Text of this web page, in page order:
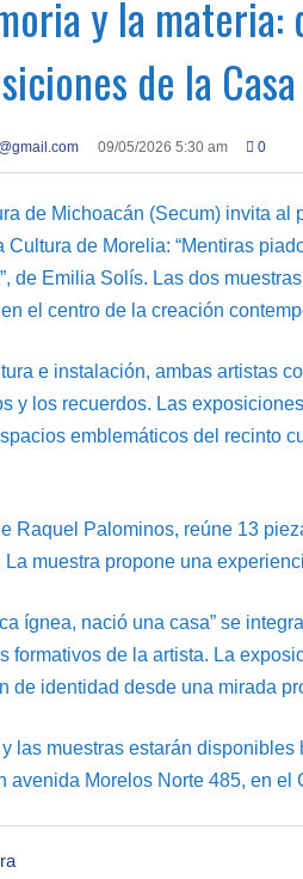
y la
de la
09/05/2026 5:30 am 0
de Michoacán (Secum) invita
de Morelia: “Mentiras
de Emilia Solís. Las dos
el centro de la creación
e instalación, ambas artistas
y los recuerdos. Las
emblemáticos del recinto
Raquel Palominos, reúne 13
muestra propone una
ígnea, nació una casa” se
formativos de la artista. La
de identidad desde una mirada
las muestras estarán
avenida Morelos Norte 485, en